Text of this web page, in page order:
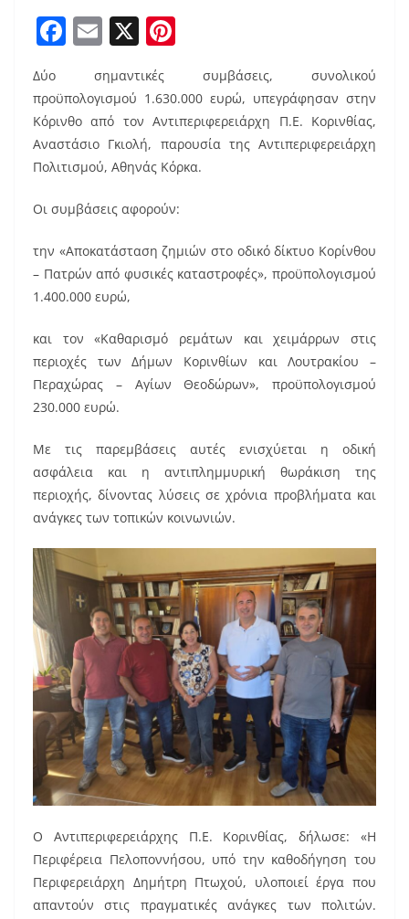
F
c
e
b
o
o
E
ai
l
X
er
e
st
Δύο σημαντικές συμβάσεις, συνολικού
προϋπολογισμού 1.630.000 ευρώ, υπεγράφησαν στην
Κόρινθο από τον Αντιπεριφερειάρχη Π.Ε. Κορινθίας,
Αναστάσιο Γκιολή, παρουσία της Αντιπεριφερειάρχη
Πολιτισμού, Αθηνάς Κόρκα.
Οι συμβάσεις αφορούν:
την «Αποκατάσταση ζημιών στο οδικό δίκτυο Κορίνθου
– Πατρών από φυσικές καταστροφές», προϋπολογισμού
1.400.000 ευρώ,
και τον «Καθαρισμό ρεμάτων και χειμάρρων στις
περιοχές των Δήμων Κορινθίων και Λουτρακίου –
Περαχώρας – Αγίων Θεοδώρων», προϋπολογισμού
230.000 ευρώ.
Με τις παρεμβάσεις αυτές ενισχύεται η οδική
ασφάλεια και η αντιπλημμυρική θωράκιση της
περιοχής, δίνοντας λύσεις σε χρόνια προβλήματα και
ανάγκες των τοπικών κοινωνιών.
Ο Αντιπεριφερειάρχης Π.Ε. Κορινθίας, δήλωσε: «Η
Περιφέρεια Πελοποννήσου, υπό την καθοδήγηση του
Περιφερειάρχη Δημήτρη Πτωχού, υλοποιεί έργα που
απαντούν στις πραγματικές ανάγκες των πολιτών.